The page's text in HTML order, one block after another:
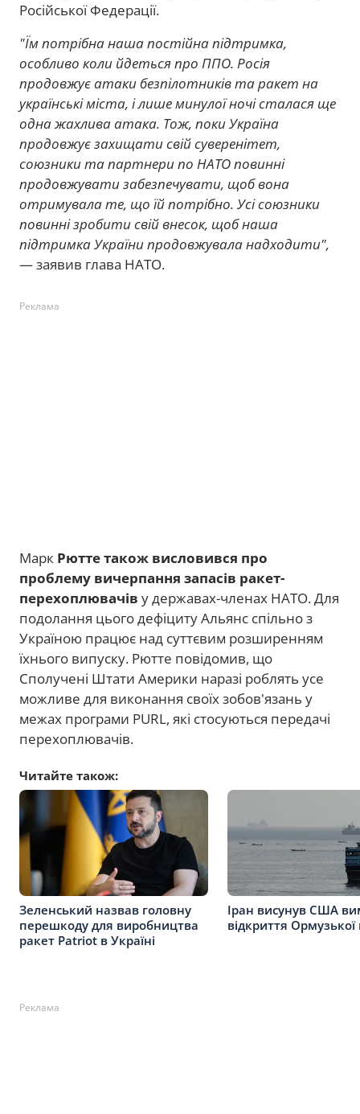
Російської Федерації.
"Їм потрібна наша постійна підтримка,
особливо коли йдеться про ППО. Росія
продовжує атаки безпілотників та ракет на
українські міста, і лише минулої ночі сталася ще
одна жахлива атака. Тож, поки Україна
продовжує захищати свій суверенітет,
союзники та партнери по НАТО повинні
продовжувати забезпечувати, щоб вона
отримувала те, що їй потрібно. Усі союзники
повинні зробити свій внесок, щоб наша
підтримка України продовжувала надходити",
— заявив глава НАТО.
Реклама
Марк Рютте також висловився про
проблему вичерпання запасів ракет-
перехоплювачів у державах-членах НАТО. Для
подолання цього дефіциту Альянс спільно з
Україною працює над суттєвим розширенням
їхнього випуску. Рютте повідомив, що
Сполучені Штати Америки наразі роблять усе
можливе для виконання своїх зобов'язань у
межах програми PURL, які стосуються передачі
перехоплювачів.
Читайте також:
Зеленський назвав головну
перешкоду для виробництва
ракет Patriot в Україні
Іран висунув США
відкриття
Реклама